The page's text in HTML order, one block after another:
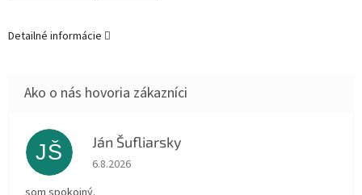
Detailné informácie
JŠ Ján Šufliarsky
Hodnotenie obchodu je 5 z 5 hviezdičiek.
6.8.2026